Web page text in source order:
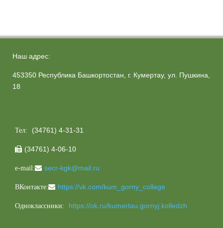
Наш адрес:
453350 Республика Башкортостан, г. Кумертау, ул. Пушкина,
18
Тел: (34761) 4-31-31
 (34761) 4-06-10
e-mail: secr-kgk@mail.ru
ВКонтакте: https://vk.com/kum_gorny_college
Одноклассники: https://ok.ru/kumertau.gornyj.kolledzh